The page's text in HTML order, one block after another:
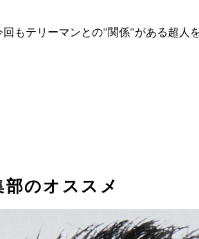
もテリーマンとの"関係"がある超人
部のオススメ